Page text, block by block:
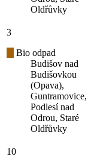
Oldřůvky
3
Bio odpad
Budišov nad
Budišovkou
(Opava),
Guntramovice,
Podlesí nad
Odrou, Staré
Oldřůvky
10